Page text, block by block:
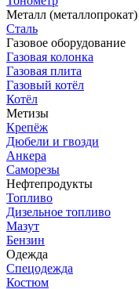
Металл (металлопрокат)
Сталь
Газовое оборудование
Газовая колонка
Газовая плита
Газовый котёл
Котёл
Метизы
Крепёж
Дюбели и гвозди
Анкера
Саморезы
Нефтепродукты
Топливо
Дизельное топливо
Мазут
Бензин
Одежда
Спецодежда
Костюм